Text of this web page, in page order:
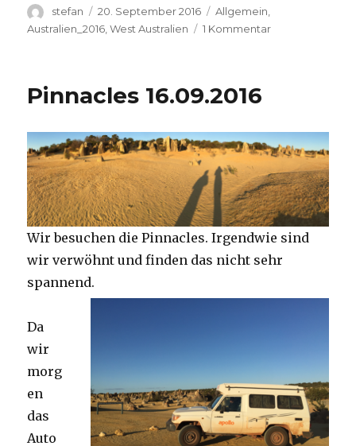
Autor
stefan
Veröffentlicht
am
20. September 2016 Kategorien
Allgemein,
Australien_2016 ,West Australien 1 Kommentarzu
Pinnacles 16.09.2016
Wir besuchen die Pinnacles. Irgendwie sind
wir verwöhnt und finden das nicht sehr
spannend.
Da
wir
morg
en
das
Auto